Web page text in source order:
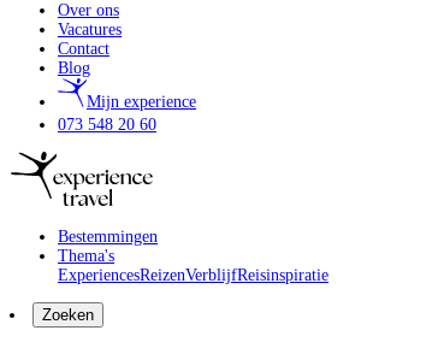
Over ons
Vacatures
Contact
Blog
Mijn experience
073 548 20 60
Bestemmingen
Thema's
ExperiencesReizenVerblijfReisinspiratie
Zoeken